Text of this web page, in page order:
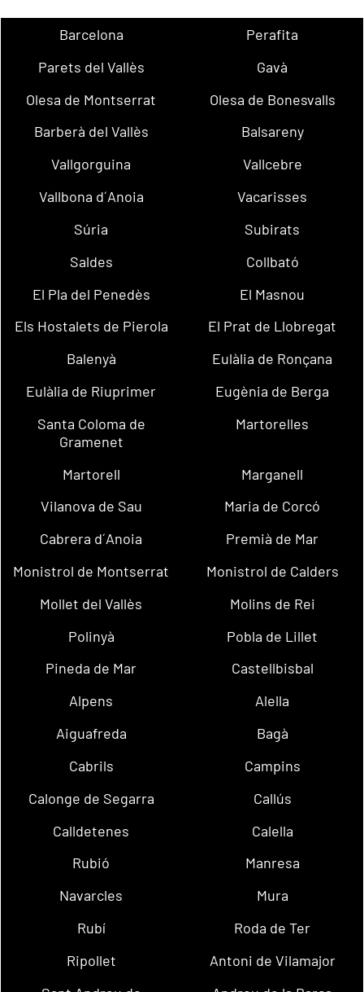
Barcelona
Perafita
Parets del Vallès
Gavà
Olesa de Montserrat
Olesa de Bonesvalls
Barberà del Vallès
Balsareny
Vallgorguina
Vallcebre
Vallbona d´Anoia
Vacarisses
Súria
Subirats
Saldes
Collbató
El Pla del Penedès
El Masnou
Els Hostalets de Pierola
El Prat de Llobregat
Balenyà
Eulàlia de Ronçana
Eulàlia de Riuprimer
Eugènia de Berga
Santa Coloma de
Gramenet
Martorelles
Martorell
Marganell
Vilanova de Sau
Maria de Corcó
Cabrera d´Anoia
Premià de Mar
Monistrol de Montserrat
Monistrol de Calders
Mollet del Vallès
Molins de Rei
Polinyà
Pobla de Lillet
Pineda de Mar
Castellbisbal
Alpens
Alella
Aiguafreda
Bagà
Cabrils
Campins
Calonge de Segarra
Callús
Calldetenes
Calella
Rubió
Manresa
Navarcles
Mura
Rubí
Roda de Ter
Ripollet
Antoni de Vilamajor